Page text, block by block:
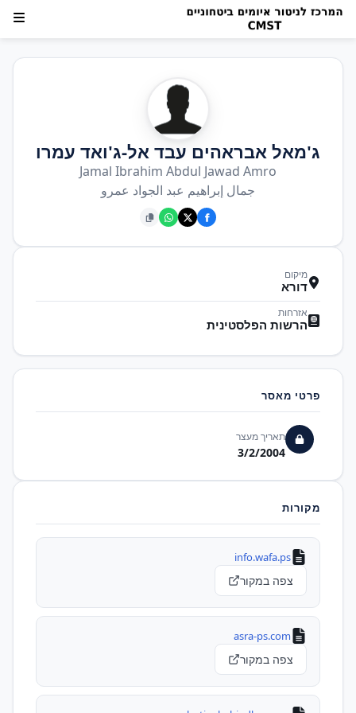
ג'מאל אבראהים עבד אל-ג'ואד עמרו
Jamal Ibrahim Abdul Jawad Amro
جمال إبراهيم عبد الجواد عمرو
מיקום
דורא
אזרחות
הרשות הפלסטינית
פרטי מאסר
תאריך מעצר
3/2/2004
מקורות
info.wafa.ps
צפה במקור
asra-ps.com
צפה במקור